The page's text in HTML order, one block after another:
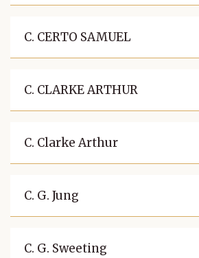
C. CERTO SAMUEL
C. CLARKE ARTHUR
C. Clarke Arthur
C. G. Jung
C. G. Sweeting